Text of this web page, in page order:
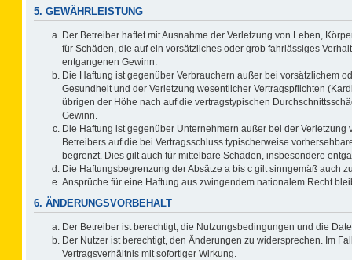
5. GEWÄHRLEISTUNG
Der Betreiber haftet mit Ausnahme der Verletzung von Leben,
für Schäden, die auf ein vorsätzliches oder grob fahrlässiges
entgangenen Gewinn.
Die Haftung ist gegenüber Verbrauchern außer bei vorsätzlichem
Gesundheit und der Verletzung wesentlicher Vertragspflichten
übrigen der Höhe nach auf die vertragstypischen
Gewinn.
Die Haftung ist gegenüber Unternehmern außer bei der
Betreibers auf die bei Vertragsschluss typischerweise
begrenzt. Dies gilt auch für mittelbare Schäden, insbesondere
Die Haftungsbegrenzung der Absätze a bis c gilt sinngemäß auch
Ansprüche für eine Haftung aus zwingendem nationalem Recht
6. ÄNDERUNGSVORBEHALT
Der Betreiber ist berechtigt, die Nutzungsbedingungen und die
Der Nutzer ist berechtigt, den Änderungen zu widersprechen. Im
Vertragsverhältnis mit sofortiger Wirkung.